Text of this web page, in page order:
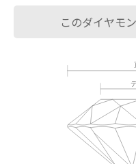
このダイヤモ